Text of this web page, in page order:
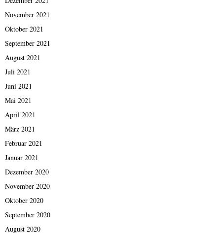
November 2021
Oktober 2021
September 2021
August 2021
Juli 2021
Juni 2021
Mai 2021
April 2021
März 2021
Februar 2021
Januar 2021
Dezember 2020
November 2020
Oktober 2020
September 2020
August 2020